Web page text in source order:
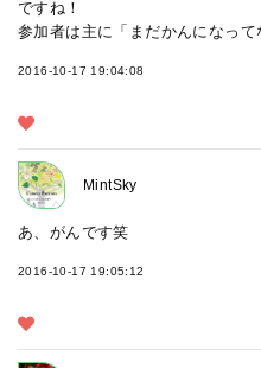
ですね！
参加者は主に「まだかんになって
2016-10-17 19:04:08
MintSky
あ、がんです笑
2016-10-17 19:05:12